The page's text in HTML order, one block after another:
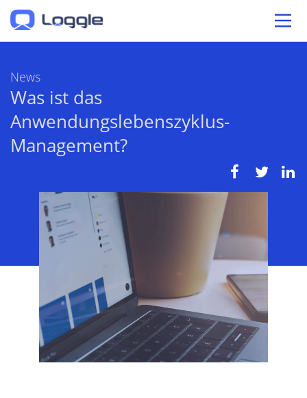
News
Was ist das
Anwendungslebenszyklus-
Management?